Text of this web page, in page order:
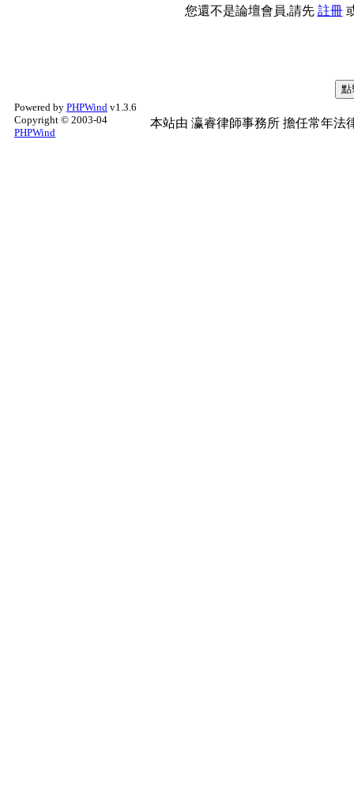
您還不是論壇會員,請先 註冊
Powered by PHPWind v1.3.6
Copyright © 2003-04
PHPWind
本站由 瀛睿律師事務所 擔任常年法